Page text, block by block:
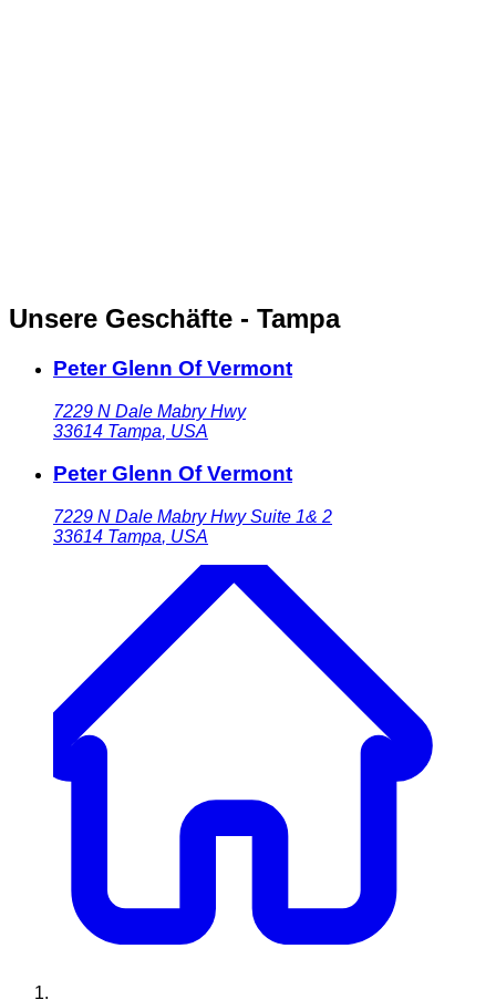
Unsere Geschäfte - Tampa
Peter Glenn Of Vermont
7229 N Dale Mabry Hwy
33614 Tampa, USA
Peter Glenn Of Vermont
7229 N Dale Mabry Hwy Suite 1& 2
33614 Tampa, USA